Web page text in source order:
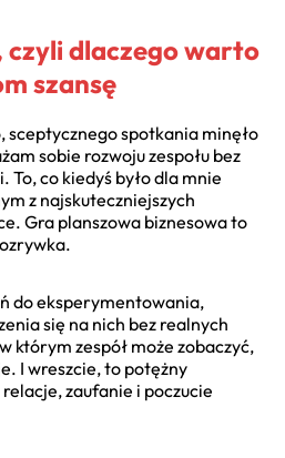
czyli dlaczego warto
szansę
spotkania minęło
sobie rozwoju zespołu bez
To, co kiedyś było dla mnie
z najskuteczniejszych
Gra planszowa biznesowa to
do eksperymentowania,
się na nich bez realnych
którym zespół może zobaczyć,
I wreszcie, to potężny
zaufanie i poczucie